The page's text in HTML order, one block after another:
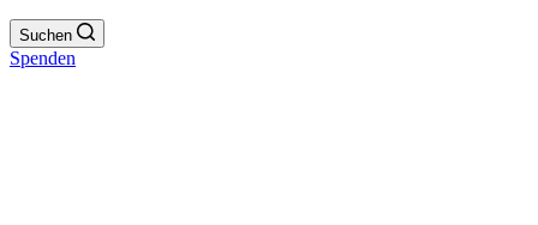
Suchen
Spenden